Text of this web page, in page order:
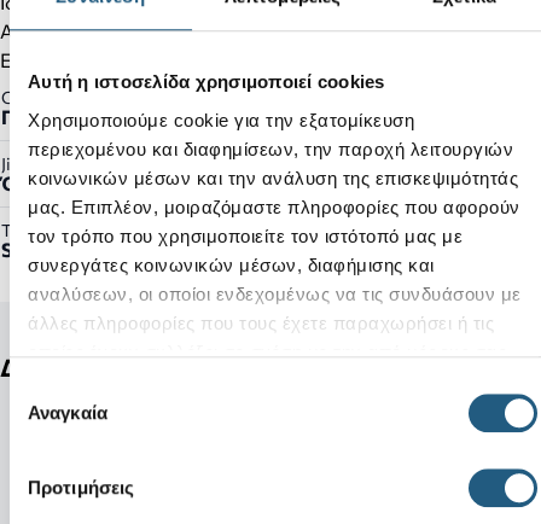
Αυτή η ιστοσελίδα χρησιμοποιεί cookies
Χρησιμοποιούμε cookie για την εξατομίκευση
περιεχομένου και διαφημίσεων, την παροχή λειτουργιών
κοινωνικών μέσων και την ανάλυση της επισκεψιμότητάς
μας. Επιπλέον, μοιραζόμαστε πληροφορίες που αφορούν
τον τρόπο που χρησιμοποιείτε τον ιστότοπό μας με
συνεργάτες κοινωνικών μέσων, διαφήμισης και
αναλύσεων, οι οποίοι ενδεχομένως να τις συνδυάσουν με
άλλες πληροφορίες που τους έχετε παραχωρήσει ή τις
συγκατάθεσης
Αναγκαία
Προτιμήσεις
Αφαιρούμενος πάτος αφρού
Ελαφριά και εύκαμπτη εξωτερική σόλα
Gender:
Γυναικείο
Jibbitz™ Ready:
Όχι
Τύπος Προϊόντος:
Shoes
Δείτε ακόμη